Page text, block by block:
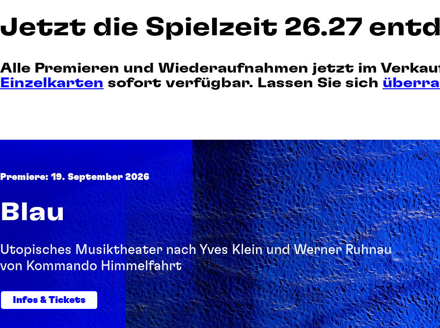
Jetzt die Spielzeit 26.27
Alle Premieren und Wiederaufnahmen jetzt im
Einzelkarten sofort verfügbar. Lassen Sie sich
Premiere: 19. September 2026
Blau
Utopisches Musiktheater nach Yves Klein und Werner Ruhnau
von Kommando Himmelfahrt
Infos & Tickets